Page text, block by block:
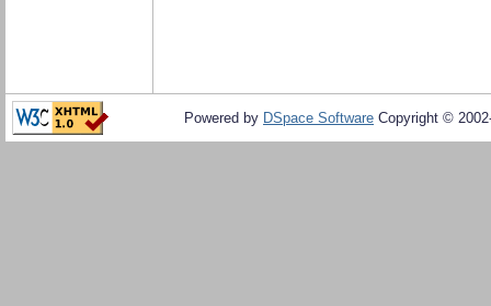
Powered by DSpace Software Copyright ©